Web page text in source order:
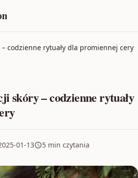
codzienne rytuały dla promiennej cery
skóry – codzienne rytuały
01-13 5 min czytania